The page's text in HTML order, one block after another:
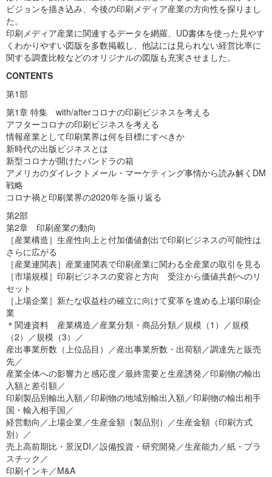
ビジョンを描き込み、今後の印刷メディア産業の方向性を探りまし
た。
印刷メディア産業に関連するデータを網羅、UD書体を使った見やす
くわかりやすい図版を多数掲載し、他誌には見られない経営比率に
関する調査比較などのオリジナルの図版も充実させました。
CONTENTS
第1部
第1章 特集 with/afterコロナの印刷ビジネスを考える
アフターコロナの印刷ビジネスを考える
情報産業として印刷業界は何を目標にすべきか
新時代の出版ビジネスとは
新型コロナが開けたパンドラの箱
アメリカのダイレクトメール・マーケティング事情から読み解くDM
戦略
コロナ禍と印刷業界の2020年を振り返る
第2部
第2章 印刷産業の動向
［産業構造］生産性向上と付加価値創出で印刷ビジネスの可能性は
さらに広がる
［産業連関表］産業連関表で印刷産業に関わる全産業の取引を見る
［市場規模］印刷ビジネスの変容と方向 受注から価値共創へのリ
セット
［上場企業］新たな収益柱の確立に向けて変革を進める上場印刷企
業
＊関連資料 産業構造／産業分類・商品分類／規模（1）／規模
（2）／規模（3）／
産出事業所数（上位品目）／産出事業所数・出荷額／調達先と販売
先／
産業全体への影響力と感応度／最終需要と生産誘発／印刷物の輸出
入額と差引額／
印刷製品別輸出入額／印刷物の地域別輸出入額／印刷物の輸出相手
国・輸入相手国／
経営動向／上場企業／生産金額（製品別）／生産金額（印刷方式
別）／
売上高前期比・景況DI／設備投資・研究開発／生産能力／紙・プラ
スチック／
印刷インキ／M&A